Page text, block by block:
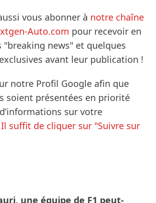
vous abonner à notre chaîne
Auto.com pour recevoir en
"breaking news" et quelques
avant leur publication !
notre Profil Google afin que
soient présentées en priorité
sur votre
Il suffit de cliquer sur "Suivre sur
une équipe de F1 peut-